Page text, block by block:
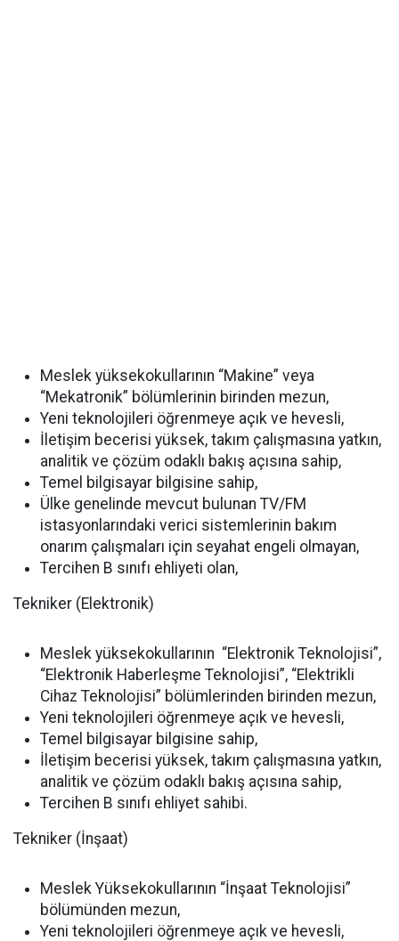
Meslek yüksekokullarının “Makine” veya
“Mekatronik” bölümlerinin birinden mezun,
Yeni teknolojileri öğrenmeye açık ve hevesli,
İletişim becerisi yüksek, takım çalışmasına yatkın,
analitik ve çözüm odaklı bakış açısına sahip,
Temel bilgisayar bilgisine sahip,
Ülke genelinde mevcut bulunan TV/FM
istasyonlarındaki verici sistemlerinin bakım
onarım çalışmaları için seyahat engeli olmayan,
Tercihen B sınıfı ehliyeti olan,
Tekniker (Elektronik)
Meslek yüksekokullarının “Elektronik Teknolojisi”,
“Elektronik Haberleşme Teknolojisi”, “Elektrikli
Cihaz Teknolojisi” bölümlerinden birinden mezun,
Yeni teknolojileri öğrenmeye açık ve hevesli,
Temel bilgisayar bilgisine sahip,
İletişim becerisi yüksek, takım çalışmasına yatkın,
analitik ve çözüm odaklı bakış açısına sahip,
Tercihen B sınıfı ehliyet sahibi.
Tekniker (İnşaat)
Meslek Yüksekokullarının “İnşaat Teknolojisi”
bölümünden mezun,
Yeni teknolojileri öğrenmeye açık ve hevesli,